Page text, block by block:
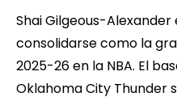
Shai Gilgeous-
consolidarse como la
2025-26 en la NBA. El
Oklahoma City Thunder